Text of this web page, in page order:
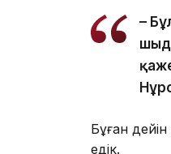
–
Бұған
едік.